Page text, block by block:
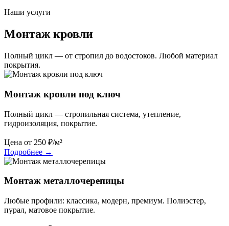
Наши услуги
Монтаж кровли
Полный цикл — от стропил до водостоков. Любой материал
покрытия.
Монтаж кровли под ключ
Полный цикл — стропильная система, утепление,
гидроизоляция, покрытие.
Цена от 250 ₽/м²
Подробнее →
Монтаж металлочерепицы
Любые профили: классика, модерн, премиум. Полиэстер,
пурал, матовое покрытие.